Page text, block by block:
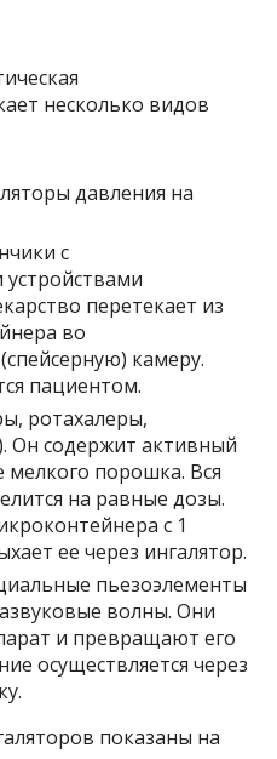
несколько видов
давления на
с
перетекает из
во
камеру.
пациентом.
ротахалеры,
Он содержит активный
мелкого порошка. Вся
на равные дозы.
с 1
ее через ингалятор.
пьезоэлементы
волны. Они
и превращают его
осуществляется через
показаны на